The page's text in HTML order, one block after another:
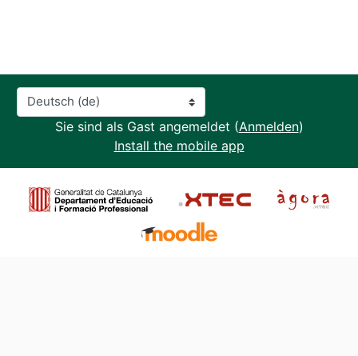
Sprache
Sie sind als Gast angemeldet (Anmelden)
Install the mobile app